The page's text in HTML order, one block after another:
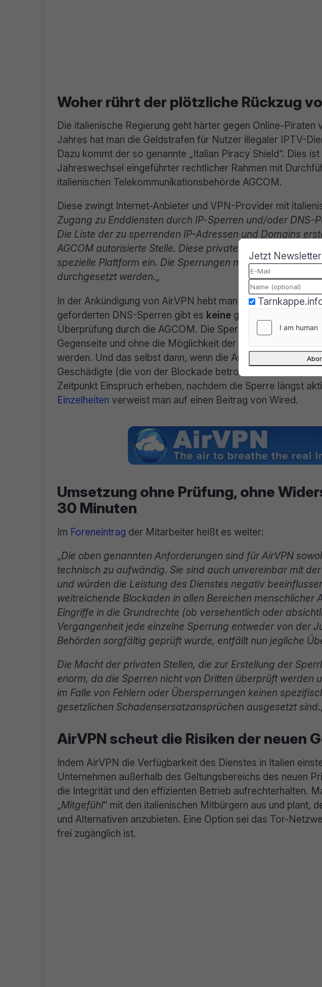
Woher rührt der plötzliche Rückzug
Die italienische Regierung geht härter gegen Online-Piraten
Jahres hat man die Geldstrafen für Nutzer illegaler IPTV-
Dazu kommt der so genannte „Italian Piracy Shield“. Dies
Jahreswechsel eingeführter rechtlicher Rahmen mit
italienischen Telekommunikationsbehörde AGCOM.
Diese zwingt Internet-Anbieter und VPN-Provider mit
Zugang zu Enddiensten durch IP-Sperren und/oder DNS-
Die Liste der zu sperrenden IP-Adressen und Domains
AGCOM autorisierte Stelle. Diese privaten Stellen geben
spezielle Plattform ein. Die Sperrungen müssen innerhalb
durchgesetzt werden.„
In der Ankündigung von AirVPN hebt man hervor: Für die
geforderten DNS-Sperren gibt es keine gerichtliche
Überprüfung durch die AGCOM. Die Sperrverfügungen
Gegenseite und ohne die Möglichkeit der Ablehnung quasi in
werden. Und das selbst dann, wenn die Anordnung
Geschädigte (die von der Blockade betroffene Website)
Zeitpunkt Einspruch erheben, nachdem die Sperre längst
Einzelheiten verweist man auf einen Beitrag von Wired.
Umsetzung ohne Prüfung, ohne
30 Minuten
Im Foreneintrag der Mitarbeiter heißt es weiter:
„Die oben genannten Anforderungen sind für AirVPN
technisch zu aufwändig. Sie sind auch unvereinbar mit
und würden die Leistung des Dienstes negativ
weitreichende Blockaden in allen Bereichen menschlicher
Eingriffe in die Grundrechte (ob versehentlich oder
Vergangenheit jede einzelne Sperrung entweder von der
Behörden sorgfältig geprüft wurde, entfällt nun jegliche
Die Macht der privaten Stellen, die zur Erstellung der
enorm, da die Sperren nicht von Dritten überprüft werden
im Falle von Fehlern oder Übersperrungen keinen
gesetzlichen Schadensersatzansprüchen ausgesetzt sind.
AirVPN scheut die Risiken der neuen
Indem AirVPN die Verfügbarkeit des Dienstes in Italien
Unternehmen außerhalb des Geltungsbereichs des neuen
die Integrität und den effizienten Betrieb aufrechterhalten.
„Mitgefühl“ mit den italienischen Mitbürgern aus und plant,
und Alternativen anzubieten. Eine Option sei das Tor-
frei zugänglich ist.
Jetzt